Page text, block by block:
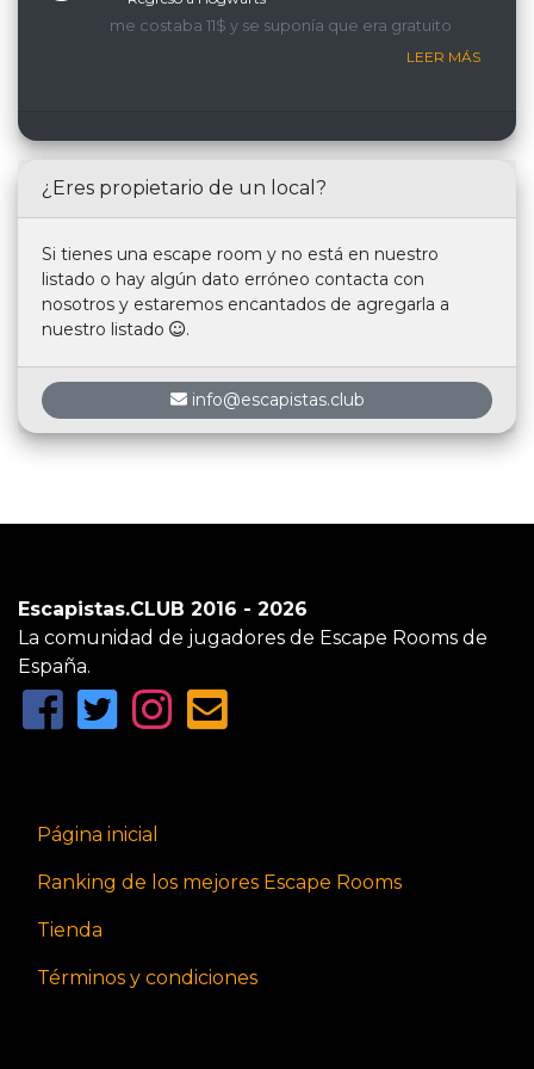
me costaba 11$ y se suponía que era gratuito
LEER MÁS
¿Eres propietario de un local?
Si tienes una escape room y no está en nuestro
listado o hay algún dato erróneo contacta con
nosotros y estaremos encantados de agregarla a
nuestro listado
.
info@escapistas.club
Escapistas.CLUB 2016 - 2026
La comunidad de jugadores de Escape Rooms de
España.
Página inicial
Ranking de los mejores Escape Rooms
Tienda
Términos y condiciones